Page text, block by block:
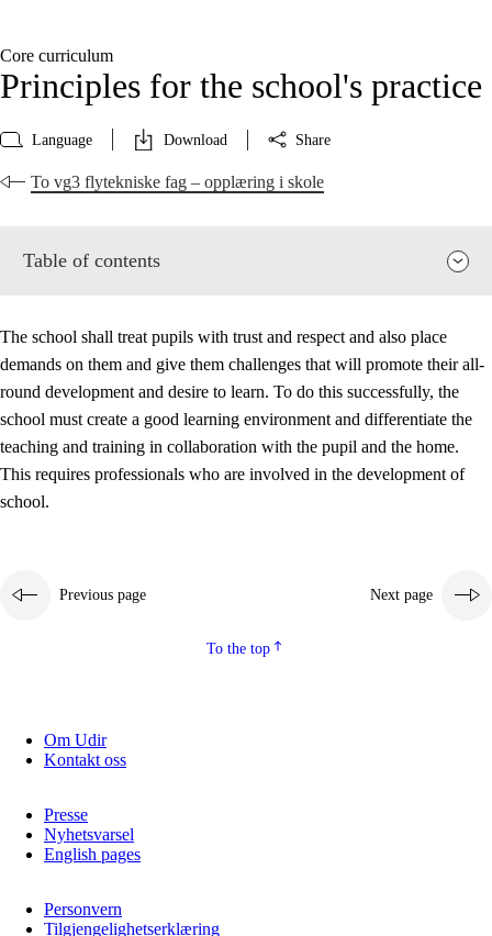
Core curriculum
Principles for the school's practice
Language Download Share
To vg3 flytekniske fag – opplæring i skole
Table of contents
3.2 Teaching and differentiated instruction
3.3 Cooperation between home and school
3.4
On-the-job training in a training establishment and
3.5 Professional environment and school development
The school shall treat pupils with trust and respect and also place
demands on them and give them challenges that will promote their all-
round development and desire to learn. To do this successfully, the
school must create a good learning environment and differentiate the
teaching and training in collaboration with the pupil and the home.
This requires professionals who are involved in the development of
school.
Previous page Next page
To the top
Om Udir
Kontakt oss
Presse
Nyhetsvarsel
English pages
Personvern
Tilgjengelighetserklæring